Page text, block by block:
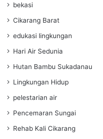
bekasi
Cikarang Barat
edukasi lingkungan
Hari Air Sedunia
Hutan Bambu Sukadanau
Lingkungan Hidup
pelestarian air
Pencemaran Sungai
Rehab Kali Cikarang